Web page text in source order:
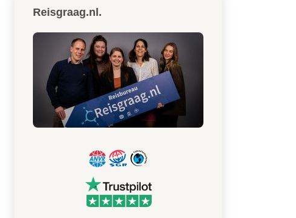
Reisgraag.nl.